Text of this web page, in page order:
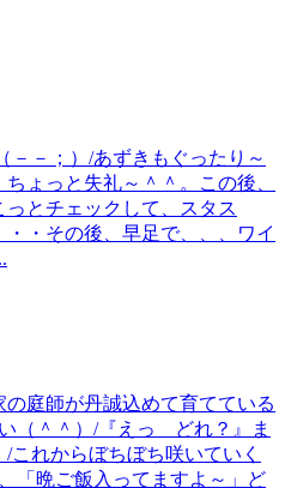
－－；）/あずきもぐったり～
ょっと失礼～＾＾。この後、
とチェックして、スタス
・その後、早足で、、、ワイ
の庭師が丹誠込めて育てている
（＾＾）/『えっ どれ？』ま
これからぼちぼち咲いていく
「晩ご飯入ってますよ～」ど